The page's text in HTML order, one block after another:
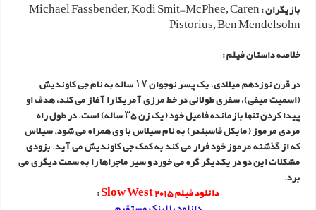
بازیگران : Michael Fassbender, Kodi Smit-McPhee, Caren
Pistorius, Ben Mendelsohn
خلاصه داستان فیلم:
در قرن نوزدهم میلادی، یک پسر نوجوان ۱۷ ساله‌ به نام جی کاوندیش
(اسمیت میفی)، سفری طولانی در خط مرزی آمریکا را آغاز می‌ کند، هدف او
پیدا کردن تنها بازمانده فامیل خود (یک زن ۳۵ ساله) است. در طول راه
مردی مرموز (مایکل فاسبندر) به نام سیلاس با وی همراه می‌ شود. سیلاس
که از گذشته مرموز خود فرار می‌ کند به کمک جی کاوندیش می‌ آید. بزودی
مشکلات این دو در یکدیگر گره می‌ خورد و سیر ماجراها را به سمت دیگری می‌
برد.
دانلود فیلم Slow West 2015
: